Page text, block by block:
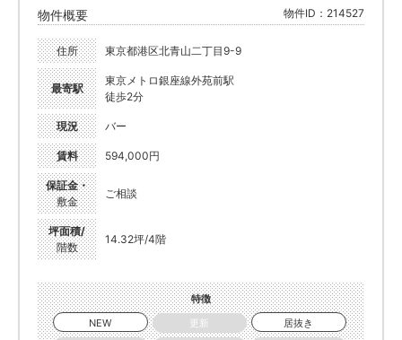
物件概要 物件ID：214527
住所 東京都港区北青山二丁目9-9
最寄駅
東京メトロ銀座線外苑前駅
徒歩2分
現況 バー
賃料 594,000円
保証金・
敷金
ご相談
坪面積/
階数
14.32坪/4階
特徴
NEW
更新
居抜き